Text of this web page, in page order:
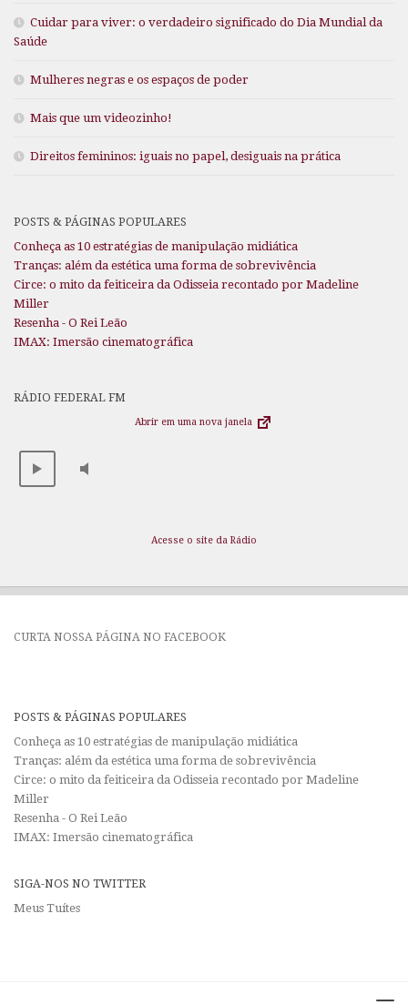
Cuidar para viver: o verdadeiro significado do Dia Mundial da
Saúde
Mulheres negras e os espaços de poder
Mais que um videozinho!
Direitos femininos: iguais no papel, desiguais na prática
POSTS & PÁGINAS POPULARES
Conheça as 10 estratégias de manipulação midiática
Tranças: além da estética uma forma de sobrevivência
Circe: o mito da feiticeira da Odisseia recontado por Madeline
Miller
Resenha - O Rei Leão
IMAX: Imersão cinematográfica
RÁDIO FEDERAL FM
Abrir em uma nova janela
Acesse o site da Rádio
CURTA NOSSA PÁGINA NO FACEBOOK
POSTS & PÁGINAS POPULARES
Conheça as 10 estratégias de manipulação midiática
Tranças: além da estética uma forma de sobrevivência
Circe: o mito da feiticeira da Odisseia recontado por Madeline
Miller
Resenha - O Rei Leão
IMAX: Imersão cinematográfica
SIGA-NOS NO TWITTER
Meus Tuítes